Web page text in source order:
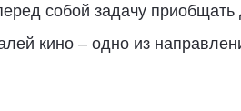
собой задачу приобщать
кино – одно из